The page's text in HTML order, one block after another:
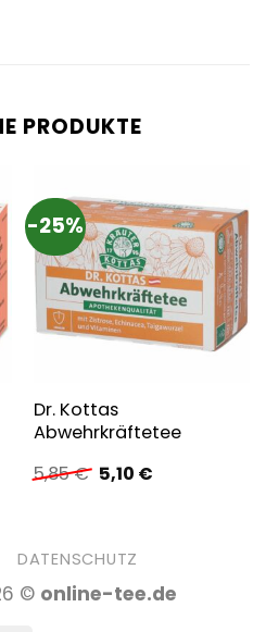
PRODUKTE
-25%
Dr. Kottas
Abwehrkräftetee
5,85€ Ursprünglicher
Preis
5,10 €Aktueller
DATENSCHUTZ
© online-tee.de